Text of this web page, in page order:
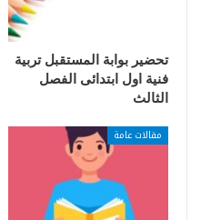
تحضير بوابة المستقبل تربية
فنية اول ابتدائى الفصل
الثالث
مقالات عامة